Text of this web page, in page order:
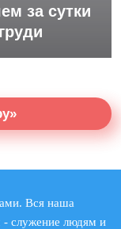
за сутки
Вся наша
служение людям и